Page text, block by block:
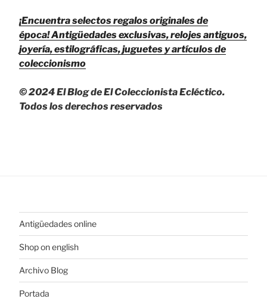
¡Encuentra selectos regalos originales de
época!Antigüedades exclusivas, relojes antiguos,
joyería, estilográficas, juguetes y artículos de
coleccionismo
© 2024 El Blog de El Coleccionista Ecléctico.
Todos los derechos reservados
Antigüedades online
Shop on english
Archivo Blog
Portada